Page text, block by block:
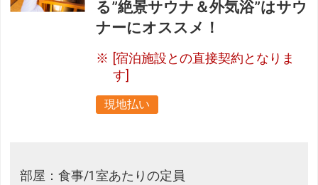
る”絶景サウナ＆外気浴”はサウ
ナーにオススメ！
[宿泊施設との直接契約となりま
す]
現地払い
部屋：食事/1室あたりの定員